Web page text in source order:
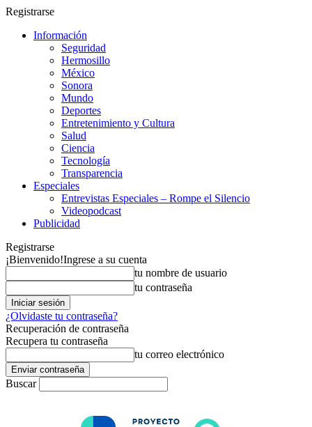
Registrarse
Información
Seguridad
Hermosillo
México
Sonora
Mundo
Deportes
Entretenimiento y Cultura
Salud
Ciencia
Tecnología
Transparencia
Especiales
Entrevistas Especiales – Rompe el Silencio
Videopodcast
Publicidad
Registrarse
¡Bienvenido!Ingrese a su cuenta
tu nombre de usuario
tu contraseña
¿Olvidaste tu contraseña?
Recuperación de contraseña
Recupera tu contraseña
tu correo electrónico
Buscar